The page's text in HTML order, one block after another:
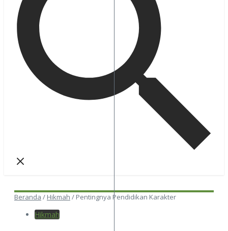
Beranda / Hikmah / Pentingnya Pendidikan Karakter
Hikmah